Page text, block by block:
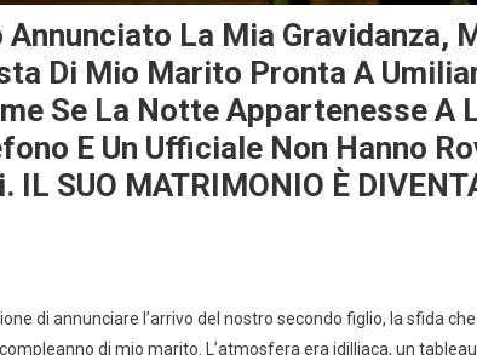
Annunciato La Mia Gravidanza,
Di Mio Marito Pronta A
Se La Notte Appartenesse A
E Un Ufficiale Non Hanno
SUO MATRIMONIO È
di annunciare l’arrivo del nostro secondo figlio, la sfida
di mio marito. L’atmosfera era idilliaca, un